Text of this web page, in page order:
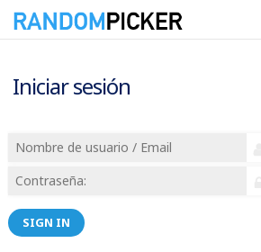
Iniciar sesión
SIGN IN